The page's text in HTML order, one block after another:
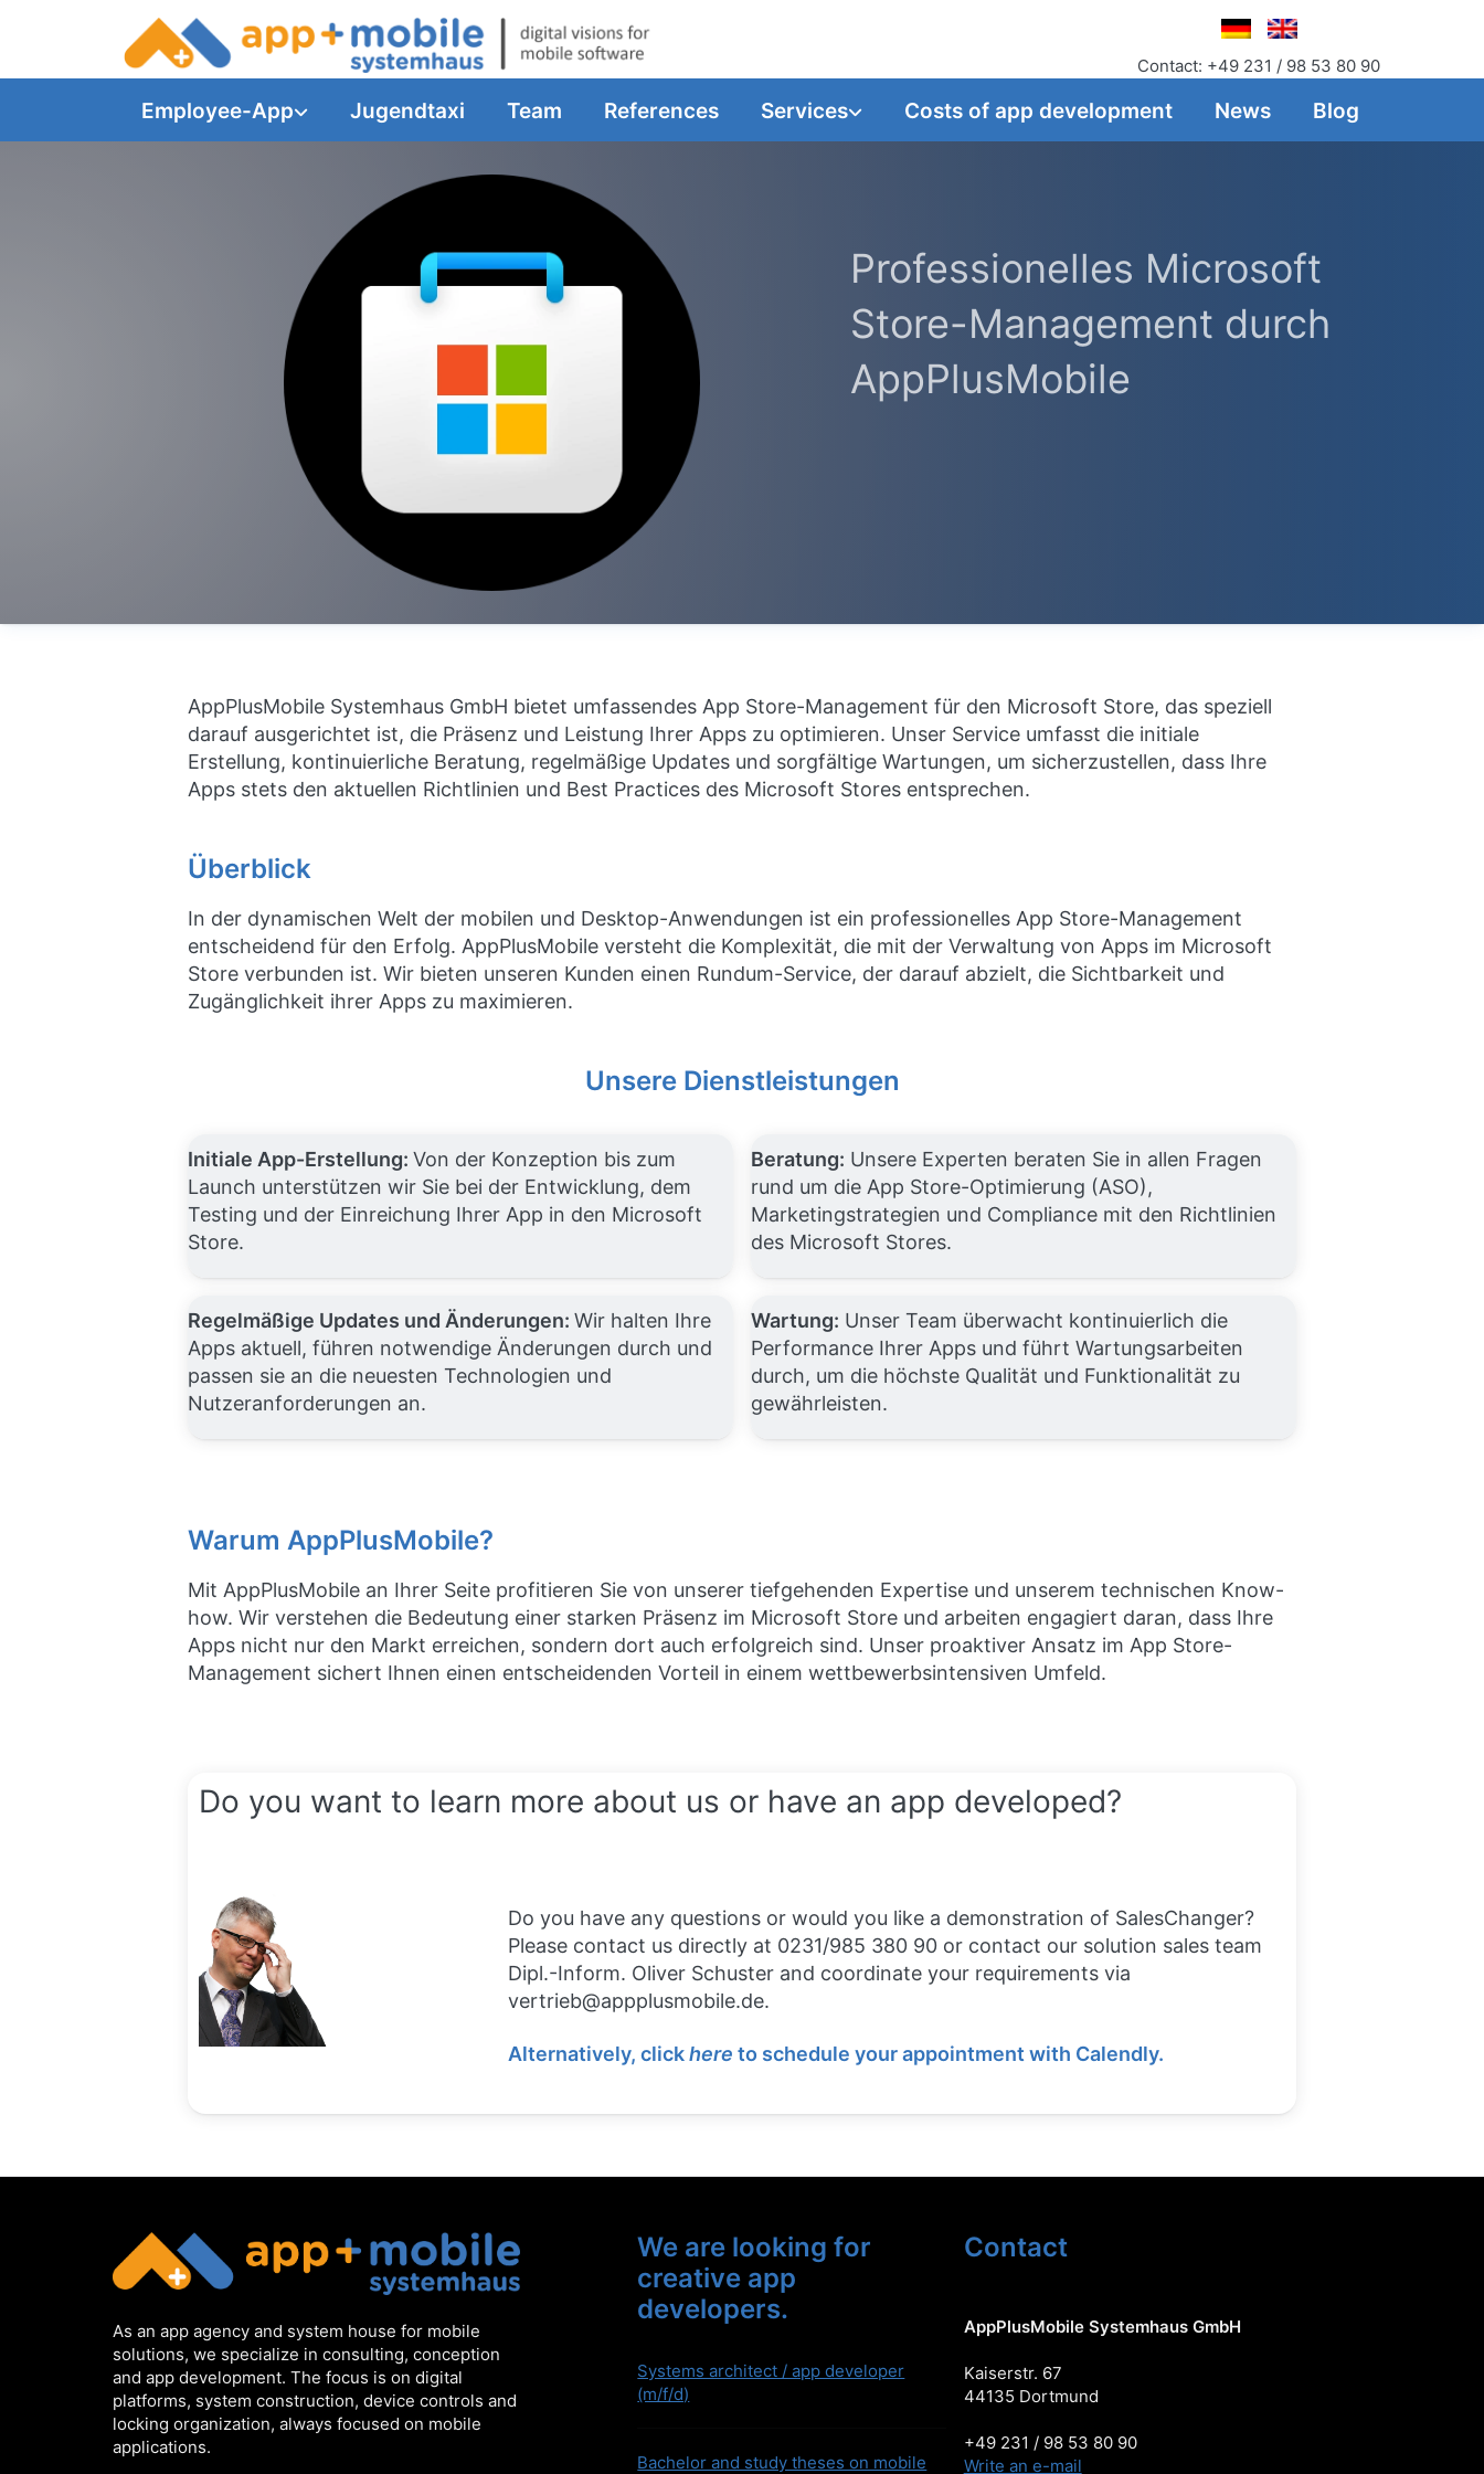
Contact: +49 231 / 98 53 80 90
Employee-App Jugendtaxi Team References Services Costs of app development News Blog
Professionelles Microsoft
Store-Management durch
AppPlusMobile
AppPlusMobile Systemhaus GmbH bietet umfassendes App Store-Management für den Microsoft Store, das speziell
darauf ausgerichtet ist, die Präsenz und Leistung Ihrer Apps zu optimieren. Unser Service umfasst die initiale
Erstellung, kontinuierliche Beratung, regelmäßige Updates und sorgfältige Wartungen, um sicherzustellen, dass Ihre
Apps stets den aktuellen Richtlinien und Best Practices des Microsoft Stores entsprechen.
Überblick
In der dynamischen Welt der mobilen und Desktop-Anwendungen ist ein professionelles App Store-Management
entscheidend für den Erfolg. AppPlusMobile versteht die Komplexität, die mit der Verwaltung von Apps im Microsoft
Store verbunden ist. Wir bieten unseren Kunden einen Rundum-Service, der darauf abzielt, die Sichtbarkeit und
Zugänglichkeit ihrer Apps zu maximieren.
Unsere Dienstleistungen
Initiale App-Erstellung: Von der Konzeption bis zum
Launch unterstützen wir Sie bei der Entwicklung, dem
Testing und der Einreichung Ihrer App in den Microsoft
Store.
Beratung: Unsere Experten beraten Sie in allen Fragen
rund um die App Store-Optimierung (ASO),
Marketingstrategien und Compliance mit den Richtlinien
des Microsoft Stores.
Regelmäßige Updates und Änderungen: Wir halten Ihre
Apps aktuell, führen notwendige Änderungen durch und
passen sie an die neuesten Technologien und
Nutzeranforderungen an.
Wartung: Unser Team überwacht kontinuierlich die
Performance Ihrer Apps und führt Wartungsarbeiten
durch, um die höchste Qualität und Funktionalität zu
gewährleisten.
Warum AppPlusMobile?
Mit AppPlusMobile an Ihrer Seite profitieren Sie von unserer tiefgehenden Expertise und unserem technischen Know-
how. Wir verstehen die Bedeutung einer starken Präsenz im Microsoft Store und arbeiten engagiert daran, dass Ihre
Apps nicht nur den Markt erreichen, sondern dort auch erfolgreich sind. Unser proaktiver Ansatz im App Store-
Management sichert Ihnen einen entscheidenden Vorteil in einem wettbewerbsintensiven Umfeld.
Do you want to learn more about us or have an app developed?
Do you have any questions or would you like a demonstration of SalesChanger?
Please contact us directly at 0231/985 380 90 or contact our solution sales team
Dipl.-Inform. Oliver Schuster and coordinate your requirements via
vertrieb@appplusmobile.de.
Alternatively, clickhere to schedule your appointment with Calendly.
As an app agency and system house for mobile
solutions, we specialize in consulting, conception
and app development. The focus is on digital
platforms, system construction, device controls and
locking organization, always focused on mobile
applications.
We are looking for
creative app
developers.
Systems architect / app developer
(m/f/d)
Bachelor and study theses on mobile
Contact
AppPlusMobile Systemhaus GmbH
Kaiserstr. 67
44135 Dortmund
+49 231 / 98 53 80 90
Write an e-mail